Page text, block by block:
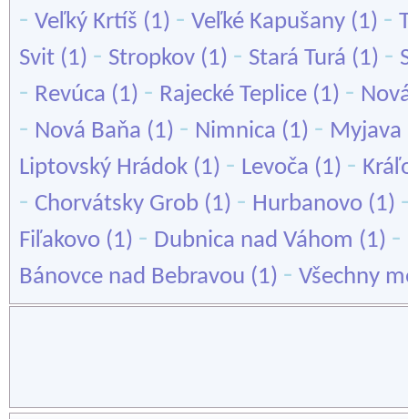
- Veľký Krtíš (1) - Veľké Kapušany (1) -
Svit (1) - Stropkov (1) - Stará Turá (1) -
- Revúca (1) - Rajecké Teplice (1) -
- Nová Baňa (1) - Nimnica (1) - Myjava
Liptovský Hrádok (1) - Levoča (1) -
- Chorvátsky Grob (1) - Hurbanovo (1)
Fiľakovo (1) - Dubnica nad Váhom (1) -
Bánovce nad Bebravou (1) - Všechny